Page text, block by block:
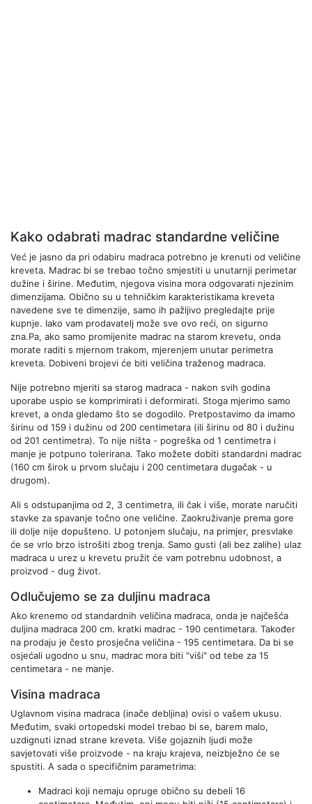
Kako odabrati madrac standardne veličine
Već je jasno da pri odabiru madraca potrebno je krenuti od veličine
kreveta. Madrac bi se trebao točno smjestiti u unutarnji perimetar
dužine i širine. Međutim, njegova visina mora odgovarati njezinim
dimenzijama. Obično su u tehničkim karakteristikama kreveta
navedene sve te dimenzije, samo ih pažljivo pregledajte prije
kupnje. Iako vam prodavatelj može sve ovo reći, on sigurno
zna.Pa, ako samo promijenite madrac na starom krevetu, onda
morate raditi s mjernom trakom, mjerenjem unutar perimetra
kreveta. Dobiveni brojevi će biti veličina traženog madraca.
Nije potrebno mjeriti sa starog madraca - nakon svih godina
uporabe uspio se komprimirati i deformirati. Stoga mjerimo samo
krevet, a onda gledamo što se dogodilo. Pretpostavimo da imamo
širinu od 159 i dužinu od 200 centimetara (ili širinu od 80 i dužinu
od 201 centimetra). To nije ništa - pogreška od 1 centimetra i
manje je potpuno tolerirana. Tako možete dobiti standardni madrac
(160 cm širok u prvom slučaju i 200 centimetara dugačak - u
drugom).
Ali s odstupanjima od 2, 3 centimetra, ili čak i više, morate naručiti
stavke za spavanje točno one veličine. Zaokruživanje prema gore
ili dolje nije dopušteno. U potonjem slučaju, na primjer, presvlake
će se vrlo brzo istrošiti zbog trenja. Samo gusti (ali bez zalihe) ulaz
madraca u urez u krevetu pružit će vam potrebnu udobnost, a
proizvod - dug život.
Odlučujemo se za duljinu madraca
Ako krenemo od standardnih veličina madraca, onda je najčešća
duljina madraca 200 cm. kratki madrac - 190 centimetara. Također
na prodaju je često prosječna veličina - 195 centimetara. Da bi se
osjećali ugodno u snu, madrac mora biti "viši" od tebe za 15
centimetara - ne manje.
Visina madraca
Uglavnom visina madraca (inače debljina) ovisi o vašem ukusu.
Međutim, svaki ortopedski model trebao bi se, barem malo,
uzdignuti iznad strane kreveta. Više gojaznih ljudi može
savjetovati više proizvode - na kraju krajeva, neizbježno će se
spustiti. A sada o specifičnim parametrima:
Madraci koji nemaju opruge obično su debeli 16